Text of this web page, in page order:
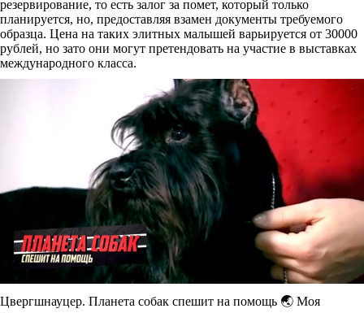
резервирование, то есть залог за помет, который только
планируется, но, предоставляя взамен документы требуемого
образца. Цена на таких элитных малышей варьируется от 30000
рублей, но зато они могут претендовать на участие в выставках
международного класса.
Цвергшнауцер. Планета собак спешит на помощь 🌏 Моя